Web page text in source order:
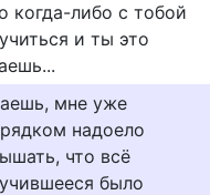
когда-либо с тобой
и ты это
мне уже
надоело
что всё
было